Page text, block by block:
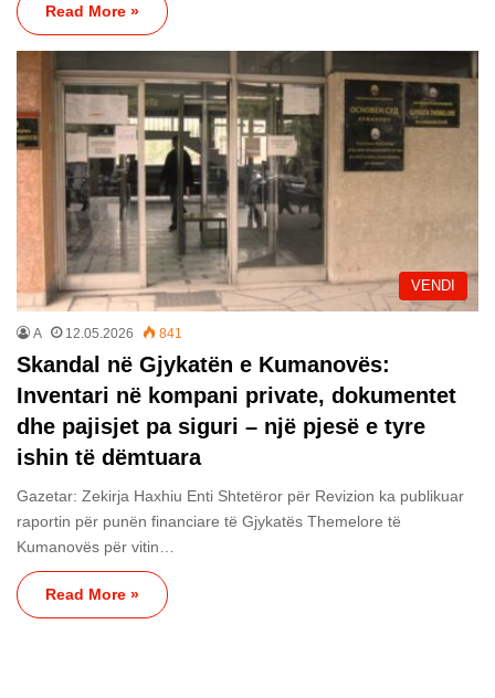
Read More »
VENDI
A 12.05.2026 841
Skandal në Gjykatën e Kumanovës:
Inventari në kompani private, dokumentet
dhe pajisjet pa siguri – një pjesë e tyre
ishin të dëmtuara
Gazetar: Zekirja Haxhiu Enti Shtetëror për Revizion ka publikuar
raportin për punën financiare të Gjykatës Themelore të
Kumanovës për vitin…
Read More »